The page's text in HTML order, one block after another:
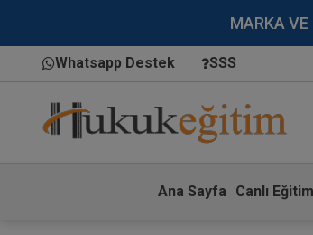
MARKA
Whatsapp Destek SSS
Ana Sayfa Canlı